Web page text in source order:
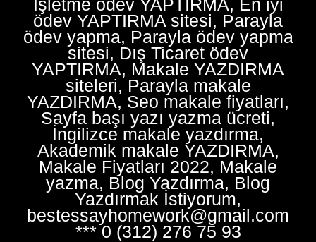
İşletme ödev YAPTIRMA, En iyi
ödev YAPTIRMA sitesi, Parayla
ödev yapma, Parayla ödev yapma
sitesi, Dış Ticaret ödev
YAPTIRMA, Makale YAZDIRMA
siteleri, Parayla makale
YAZDIRMA, Seo makale fiyatları,
Sayfa başı yazı yazma ücreti,
İngilizce makale yazdırma,
Akademik makale YAZDIRMA,
Makale Fiyatları 2022, Makale
yazma, Blog Yazdırma, Blog
Yazdırmak İstiyorum,
bestessayhomework@gmail.com
*** 0 (312) 276 75 93